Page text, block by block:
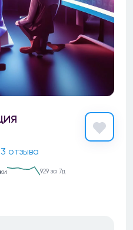
отзыва
929 за 7д